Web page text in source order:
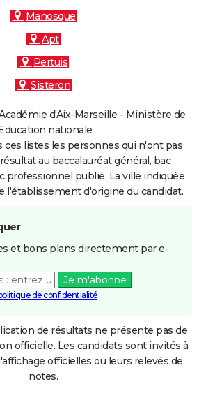
Manosque
Apt
Pertuis
Sisteron
d'Aix-Marseille - Ministère de
nationale
ces listes les personnes qui n'ont pas
au baccalauréat général, bac
professionnel publié. La ville indiquée
l'établissement d'origine du candidat.
et bons plans directement par e-
Je m'abonne
de confidentialité
de résultats ne présente pas de
officielle. Les candidats sont invités à
officielles ou leurs relevés de
notes.